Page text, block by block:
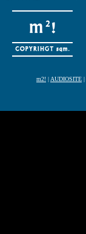
m2! | AUDIOSITE |